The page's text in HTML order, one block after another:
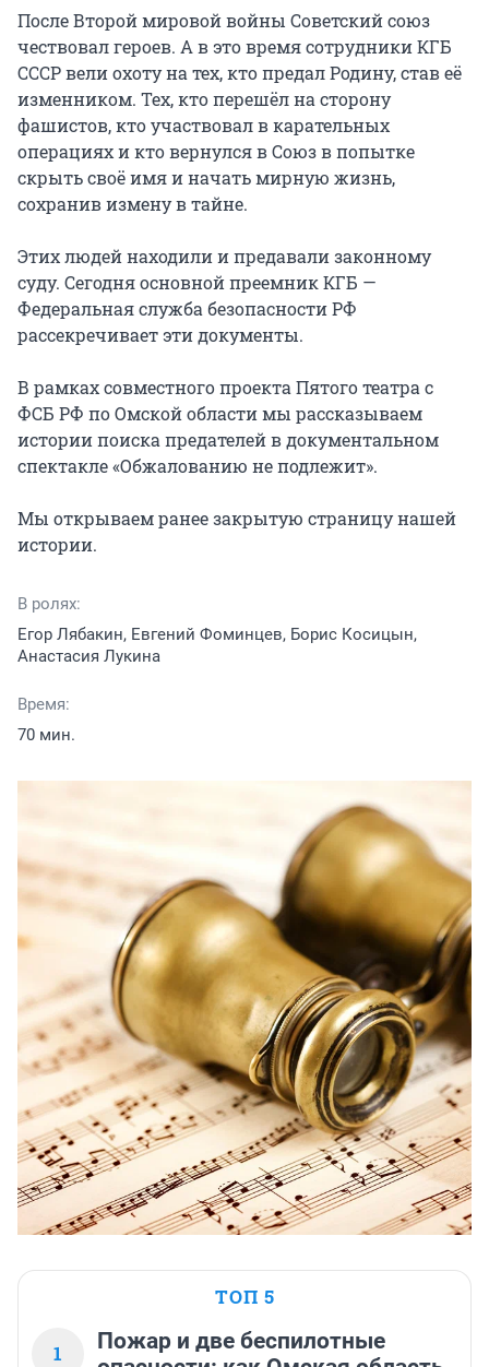
После Второй мировой войны Советский союз
чествовал героев. А в это время сотрудники КГБ
СССР вели охоту на тех, кто предал Родину, став её
изменником. Тех, кто перешёл на сторону
фашистов, кто участвовал в карательных
операциях и кто вернулся в Союз в попытке
скрыть своё имя и начать мирную жизнь,
сохранив измену в тайне.
Этих людей находили и предавали законному
суду. Сегодня основной преемник КГБ —
Федеральная служба безопасности РФ
рассекречивает эти документы.
В рамках совместного проекта Пятого театра с
ФСБ РФ по Омской области мы рассказываем
истории поиска предателей в документальном
спектакле «Обжалованию не подлежит».
Мы открываем ранее закрытую страницу нашей
истории.
В ролях:
Егор Лябакин, Евгений Фоминцев, Борис Косицын,
Анастасия Лукина
Время:
70 мин.
ТОП 5
1
Пожар и две беспилотные